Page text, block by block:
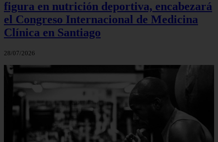
figura en nutrición deportiva, encabezará
el Congreso Internacional de Medicina
Clínica en Santiago
28/07/2026